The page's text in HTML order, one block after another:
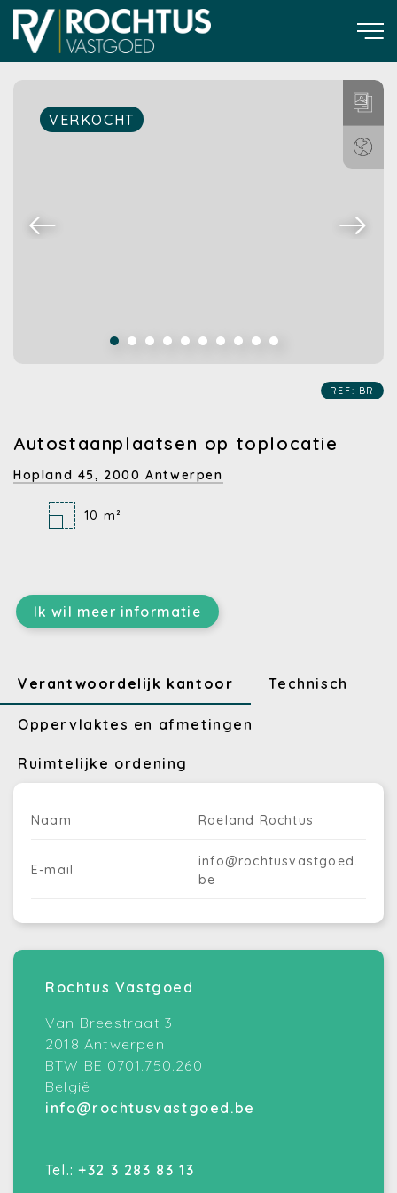
VERKOCHT
REF: BR
Autostaanplaatsen op toplocatie
Hopland 45, 2000 Antwerpen
10 m²
Ik wil meer informatie
Verantwoordelijk kantoor Technisch
Oppervlaktes en afmetingen
Ruimtelijke ordening
Naam Roeland Rochtus
E-mail
info@rochtusvastgoed.
be
Rochtus Vastgoed
Van Breestraat 3
2018 Antwerpen
BTW BE 0701.750.260
België
info@rochtusvastgoed.be
Tel.: +32 3 283 83 13